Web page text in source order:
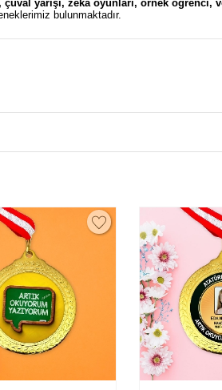
çuval yarışı, zeka oyunları, örnek öğrenci,
bulunmaktadır.